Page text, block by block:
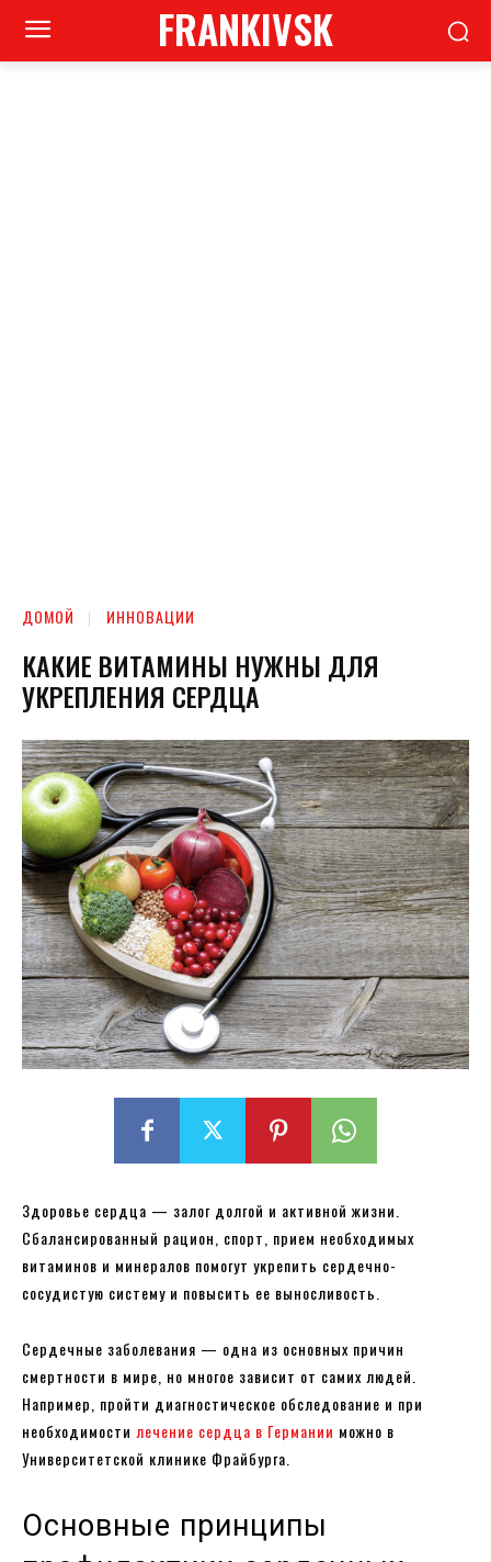
FRANKIVSK
ДОМОЙ ИННОВАЦИИ
КАКИЕ ВИТАМИНЫ НУЖНЫ ДЛЯ
УКРЕПЛЕНИЯ СЕРДЦА
Здоровье сердца — залог долгой и активной жизни.
Сбалансированный рацион, спорт, прием необходимых
витаминов и минералов помогут укрепить сердечно-
сосудистую систему и повысить ее выносливость.
Сердечные заболевания — одна из основных причин
смертности в мире, но многое зависит от самих людей.
Например, пройти диагностическое обследование и при
необходимости лечение сердца в Германии можно в
Университетской клинике Фрайбурга.
Основные принципы